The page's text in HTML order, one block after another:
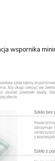
wspornika